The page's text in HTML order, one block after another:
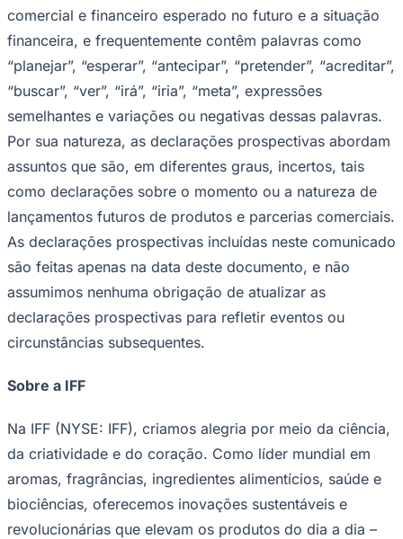
comercial e financeiro esperado no futuro e a situação
financeira, e frequentemente contêm palavras como
“planejar”, “esperar”, “antecipar”, “pretender”, “acreditar”,
“buscar”, “ver”, “irá”, “iria”, “meta”, expressões
semelhantes e variações ou negativas dessas palavras.
Por sua natureza, as declarações prospectivas abordam
assuntos que são, em diferentes graus, incertos, tais
como declarações sobre o momento ou a natureza de
lançamentos futuros de produtos e parcerias comerciais.
As declarações prospectivas incluídas neste comunicado
são feitas apenas na data deste documento, e não
assumimos nenhuma obrigação de atualizar as
declarações prospectivas para refletir eventos ou
circunstâncias subsequentes.
Sobre a IFF
Na IFF (NYSE: IFF), criamos alegria por meio da ciência,
da criatividade e do coração. Como líder mundial em
aromas, fragrâncias, ingredientes alimentícios, saúde e
biociências, oferecemos inovações sustentáveis e
revolucionárias que elevam os produtos do dia a dia –